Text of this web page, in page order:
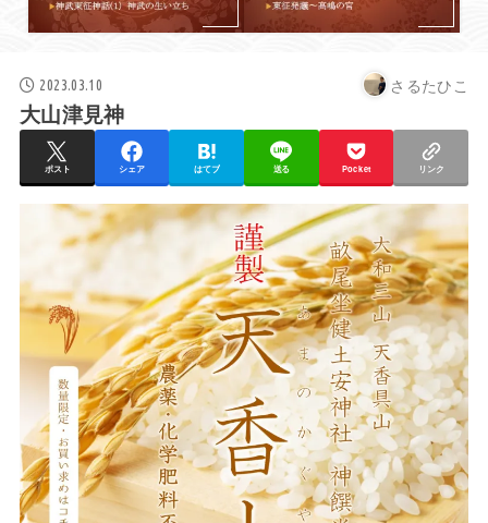
2023.03.10 さるたひこ
大山津見神
ポスト シェア はてブ 送る Pocket リンク